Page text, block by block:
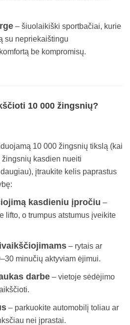
– šiuolaikiški sportbačiai, kurie
su nepriekaištingu
be kompromisų.
10 000 žingsnių?
10 000 žingsnių tikslą (kai
kasdien nueiti
įtraukite kelis paprastus
kasdieniu įpročiu –
lifto, o trumpus atstumus įveikite
– rytais ar
minučių aktyviam ėjimui.
darbe – vietoje sėdėjimo
– parkuokite automobilį toliau ar
nei įprastai.